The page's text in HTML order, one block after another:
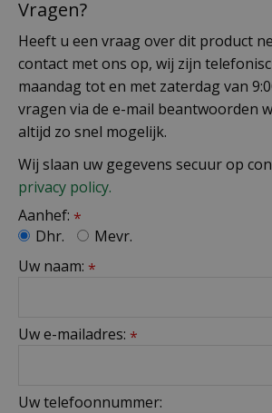
Vragen?
Heeft u een vraag over dit product
contact met ons op, wij zijn
maandag tot en met zaterdag van
vragen via de e-mail beantwoorden
altijd zo snel mogelijk.
Wij slaan uw gegevens secuur op
privacy policy.
Aanhef: *
Dhr.
Mevr.
Uw naam: *
Uw e-mailadres: *
Uw telefoonnummer: